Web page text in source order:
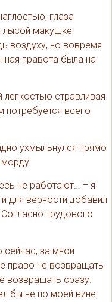
глаза
лысой макушке
воздуху, но вовремя
правота была на
легкостью стравливая
потребуется всего
ухмыльнулся прямо
морду.
не работают… – я
для верности добавил
трудового
сейчас, за мной
право не возвращать
возвращать сразу.
бы не по моей вине.